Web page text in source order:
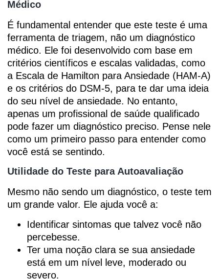
Médico
É fundamental entender que este teste é uma
ferramenta de triagem, não um diagnóstico
médico. Ele foi desenvolvido com base em
critérios científicos e escalas validadas, como
a Escala de Hamilton para Ansiedade (HAM-A)
e os critérios do DSM-5, para te dar uma ideia
do seu nível de ansiedade. No entanto,
apenas um profissional de saúde qualificado
pode fazer um diagnóstico preciso. Pense nele
como um primeiro passo para entender como
você está se sentindo.
Utilidade do Teste para Autoavaliação
Mesmo não sendo um diagnóstico, o teste tem
um grande valor. Ele ajuda você a:
Identificar sintomas que talvez você não
percebesse.
Ter uma noção clara se sua ansiedade
está em um nível leve, moderado ou
severo.